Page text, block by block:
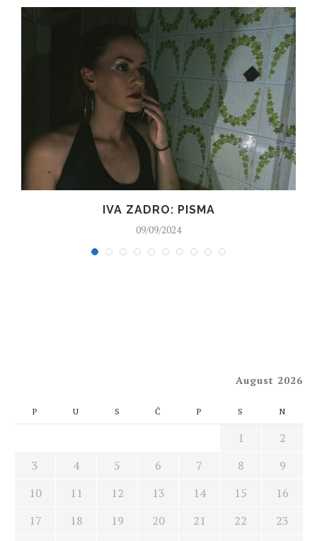
IVA ZADRO: PISMA
09/09/2024
August 2026
P U S Č P S N
1
2
3
4 5 6 7 8
9
10
11 12 13 14 15
16
17
18 19 20 21 22
23